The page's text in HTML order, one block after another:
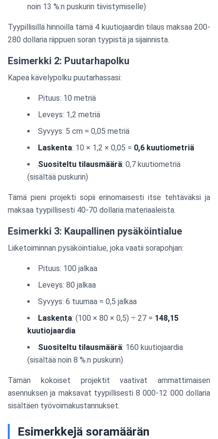
noin 13 %:n puskurin tiivistymiselle)
Tyypillisillä hinnoilla tämä 4 kuutiojaardin tilaus maksaa 200-
280 dollaria riippuen soran tyypistä ja sijainnista.
Esimerkki 2: Puutarhapolku
Kapea kävelypolku puutarhassasi:
Pituus: 10 metriä
Leveys: 1,2 metriä
Syvyys: 5 cm = 0,05 metriä
Laskenta: 10 × 1,2 × 0,05 = 0,6 kuutiometriä
Suositeltu tilausmäärä: 0,7 kuutiometriä
(sisältää puskurin)
Tämä pieni projekti sopii erinomaisesti itse tehtäväksi ja
maksaa tyypillisesti 40-70 dollaria materiaaleista.
Esimerkki 3: Kaupallinen pysäköintialue
Liiketoiminnan pysäköintialue, joka vaatii sorapohjan:
Pituus: 100 jalkaa
Leveys: 80 jalkaa
Syvyys: 6 tuumaa = 0,5 jalkaa
Laskenta: (100 × 80 × 0,5) ÷ 27 = 148,15
kuutiojaardia
Suositeltu tilausmäärä: 160 kuutiojaardia
(sisältää noin 8 %:n puskurin)
Tämän kokoiset projektit vaativat ammattimaisen
asennuksen ja maksavat tyypillisesti 8 000-12 000 dollaria
sisältäen työvoimakustannukset.
Esimerkkejä soramäärän